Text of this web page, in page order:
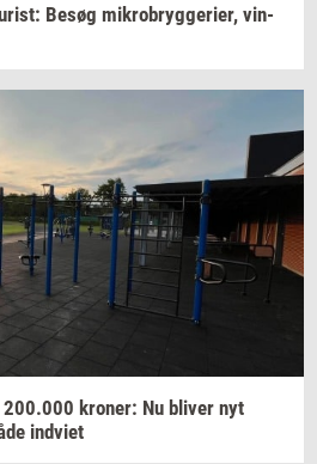
Besøg mi­kro­bryg­ge­ri­er, vin­
200.000 kro­ner: Nu bli­ver nyt
ind­vi­et